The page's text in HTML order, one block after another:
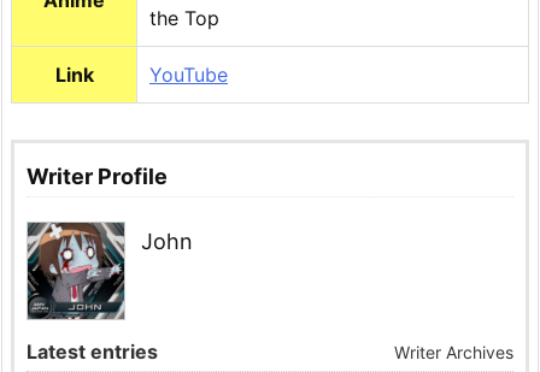
the Top
Link YouTube
Writer Profile
John
Latest entries Writer Archives